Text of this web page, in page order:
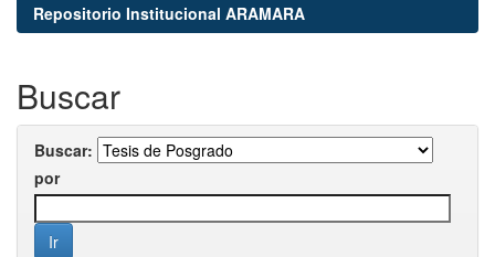
Repositorio Institucional ARAMARA
Buscar
Buscar:
por